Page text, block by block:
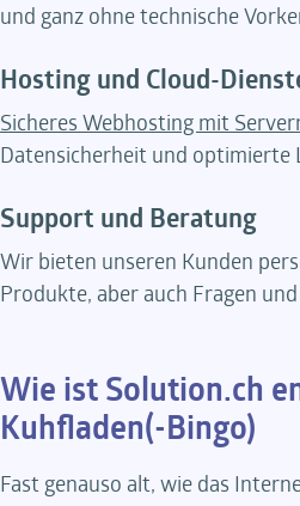
und ganz ohne technische
Hosting und Cloud-
Sicheres Webhosting mit
Datensicherheit und optimierte
Support und Beratung
Wir bieten unseren Kunden
Produkte, aber auch Fragen
Wie ist Solution.ch
Kuhfladen(-Bingo)
Fast genauso alt, wie das